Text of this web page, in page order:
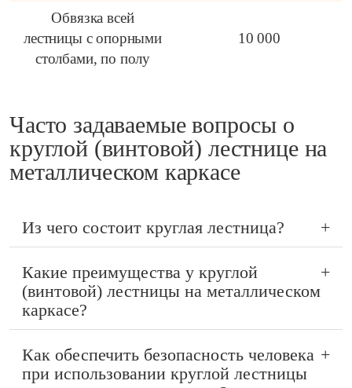
Обвязка всей
лестницы с опорными
столбами, по полу
10 000
Часто задаваемые вопросы о
круглой (винтовой) лестнице на
металлическом каркасе
Из чего состоит круглая лестница? +
Какие преимущества у круглой
(винтовой) лестницы на металлическом
каркасе?
+
Как обеспечить безопасность человека
при использовании круглой лестницы
+